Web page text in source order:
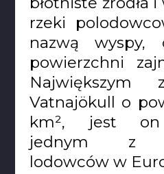
rzeki
nazwą wyspy,
powierzchni
Vatnajökull o
km², jest on
jednym z
lodowców w